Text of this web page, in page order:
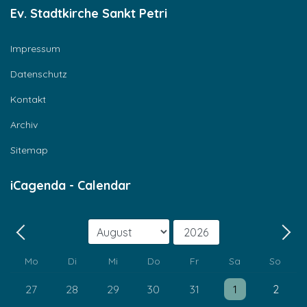
Ev. Stadtkirche Sankt Petri
Impressum
Datenschutz
Kontakt
Archiv
Sitemap
iCagenda - Calendar
Zurück - Monat
Jahr
Mo
Di Mi Do Fr Sa So
27 28 29 30 31
Einzelne Veranstaltung
1
Einzelne 2